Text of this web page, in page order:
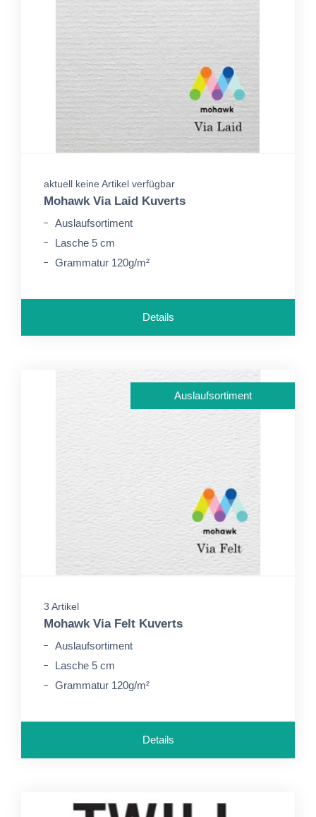
aktuell keine Artikel verfügbar
Mohawk Via Laid Kuverts
Auslaufsortiment
Lasche 5 cm
Grammatur 120g/m²
Details
Auslaufsortiment
3 Artikel
Mohawk Via Felt Kuverts
Auslaufsortiment
Lasche 5 cm
Grammatur 120g/m²
Details